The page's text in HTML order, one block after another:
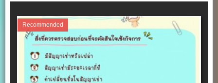
Recommended